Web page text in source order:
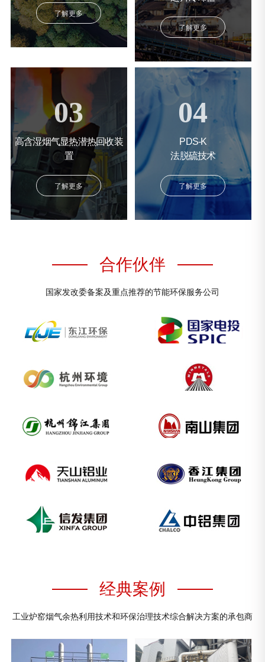
了解更多
了解更多
03
高含湿烟气显热潜热回收装
置
了解更多
04
PDS-K
法脱硫技术
了解更多
合作伙伴
国家发改委备案及重点推荐的节能环保服务公司
经典案例
工业炉窑烟气余热利用技术和环保治理技术综合解决方案的承包商